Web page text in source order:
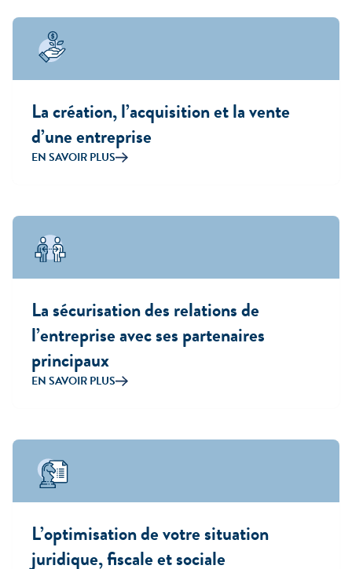
La création, l’acquisition et la vente
d’une entreprise
EN SAVOIR PLUS
La sécurisation des relations de
l’entreprise avec ses partenaires
principaux
EN SAVOIR PLUS
L’optimisation de votre situation
juridique, fiscale et sociale